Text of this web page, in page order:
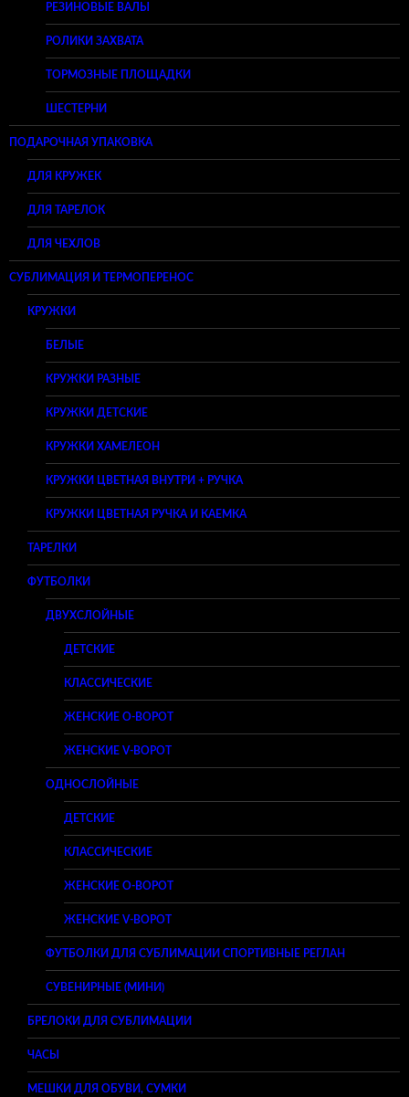
РЕЗИНОВЫЕ ВАЛЫ
РОЛИКИ ЗАХВАТА
ТОРМОЗНЫЕ ПЛОЩАДКИ
ШЕСТЕРНИ
ПОДАРОЧНАЯ УПАКОВКА
ДЛЯ КРУЖЕК
ДЛЯ ТАРЕЛОК
ДЛЯ ЧЕХЛОВ
СУБЛИМАЦИЯ И ТЕРМОПЕРЕНОС
КРУЖКИ
БЕЛЫЕ
КРУЖКИ РАЗНЫЕ
КРУЖКИ ДЕТСКИЕ
КРУЖКИ ХАМЕЛЕОН
КРУЖКИ ЦВЕТНАЯ ВНУТРИ + РУЧКА
КРУЖКИ ЦВЕТНАЯ РУЧКА И КАЕМКА
ТАРЕЛКИ
ФУТБОЛКИ
ДВУХСЛОЙНЫЕ
ДЕТСКИЕ
КЛАССИЧЕСКИЕ
ЖЕНСКИЕ O-ВОРОТ
ЖЕНСКИЕ V-ВОРОТ
ОДНОСЛОЙНЫЕ
ДЕТСКИЕ
КЛАССИЧЕСКИЕ
ЖЕНСКИЕ O-ВОРОТ
ЖЕНСКИЕ V-ВОРОТ
ФУТБОЛКИ ДЛЯ СУБЛИМАЦИИ СПОРТИВНЫЕ РЕГЛАН
СУВЕНИРНЫЕ (МИНИ)
БРЕЛОКИ ДЛЯ СУБЛИМАЦИИ
ЧАСЫ
МЕШКИ ДЛЯ ОБУВИ, СУМКИ